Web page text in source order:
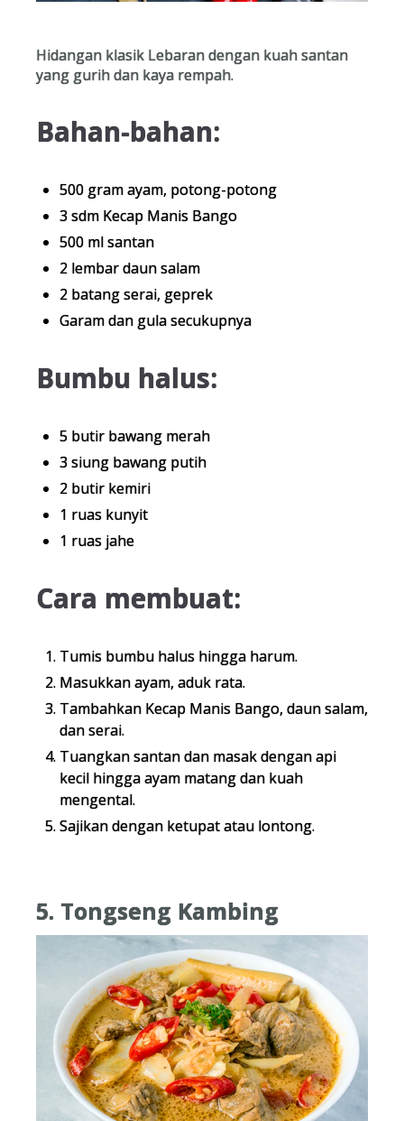
Hidangan klasik Lebaran dengan kuah santan
yang gurih dan kaya rempah.
Bahan-bahan:
500 gram ayam, potong-potong
3 sdm Kecap Manis Bango
500 ml santan
2 lembar daun salam
2 batang serai, geprek
Garam dan gula secukupnya
Bumbu halus:
5 butir bawang merah
3 siung bawang putih
2 butir kemiri
1 ruas kunyit
1 ruas jahe
Cara membuat:
Tumis bumbu halus hingga harum.
Masukkan ayam, aduk rata.
Tambahkan Kecap Manis Bango, daun salam,
dan serai.
Tuangkan santan dan masak dengan api
kecil hingga ayam matang dan kuah
mengental.
Sajikan dengan ketupat atau lontong.
5. Tongseng Kambing